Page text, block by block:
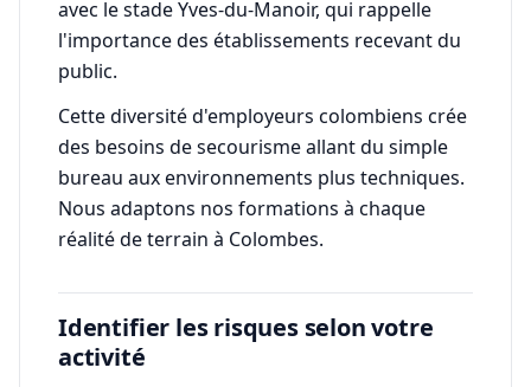
avec le stade Yves-du-Manoir, qui rappelle
l'importance des établissements recevant du
public.
Cette diversité d'employeurs colombiens crée
des besoins de secourisme allant du simple
bureau aux environnements plus techniques.
Nous adaptons nos formations à chaque
réalité de terrain à Colombes.
Identifier les risques selon votre
activité